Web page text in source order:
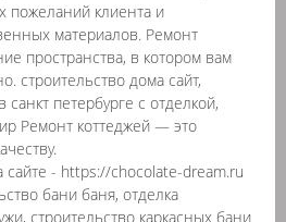
пожеланий клиента и
материалов. Ремонт
пространства, в котором вам
строительство дома сайт,
петербурге с отделкой,
Ремонт коттеджей — это
- https://chocolate-dream.ru
бани баня, отделка
строительство каркасных бани